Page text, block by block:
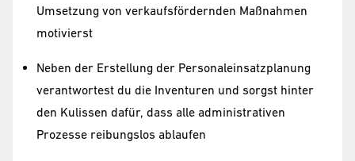
Umsetzung von verkaufsfördernden Maßnahmen
motivierst
Neben der Erstellung der Personaleinsatzplanung
verantwortest du die Inventuren und sorgst hinter
den Kulissen dafür, dass alle administrativen
Prozesse reibungslos ablaufen